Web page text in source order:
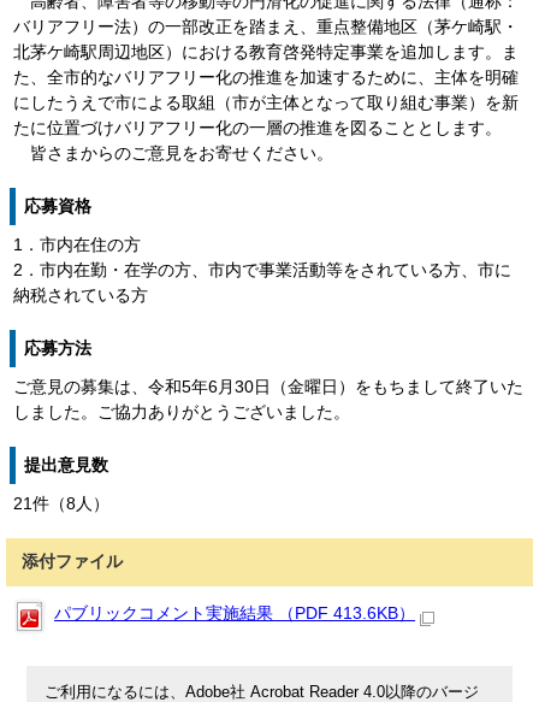
バリアフリー法）の一部改正を踏まえ、重点整備地区（茅ケ崎駅・
北茅ケ崎駅周辺地区）における教育啓発特定事業を追加します。ま
た、全市的なバリアフリー化の推進を加速するために、主体を明確
にしたうえで市による取組（市が主体となって取り組む事業）を新
たに位置づけバリアフリー化の一層の推進を図ることとします。
皆さまからのご意見をお寄せください。
応募資格
1．市内在住の方
2．市内在勤・在学の方、市内で事業活動等をされている方、市に
納税されている方
応募方法
ご意見の募集は、令和5年6月30日（金曜日）をもちまして終了いた
しました。ご協力ありがとうございました。
提出意見数
21件（8人）
添付ファイル
パブリックコメント実施結果 （PDF 413.6KB）
ご利用になるには、Adobe社 Acrobat Reader 4.0以降のバージ